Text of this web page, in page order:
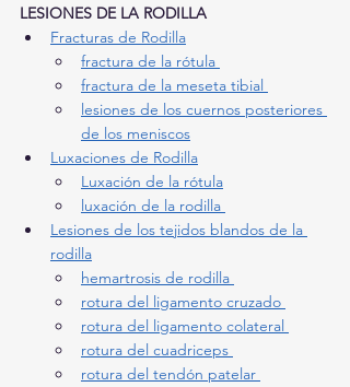
LESIONES DE LA RODILLA
Fracturas de Rodilla
fractura de la rótula
fractura de la meseta tibial
lesiones de los cuernos posteriores
de los meniscos
Luxaciones de Rodilla
Luxación de la rótula
luxación de la rodilla
Lesiones de los tejidos blandos de la
rodilla
hemartrosis de rodilla
rotura del ligamento cruzado
rotura del ligamento colateral
rotura del cuadriceps
rotura del tendón patelar